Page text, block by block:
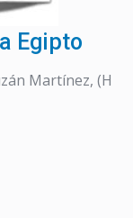
Egipto
Martínez, (H